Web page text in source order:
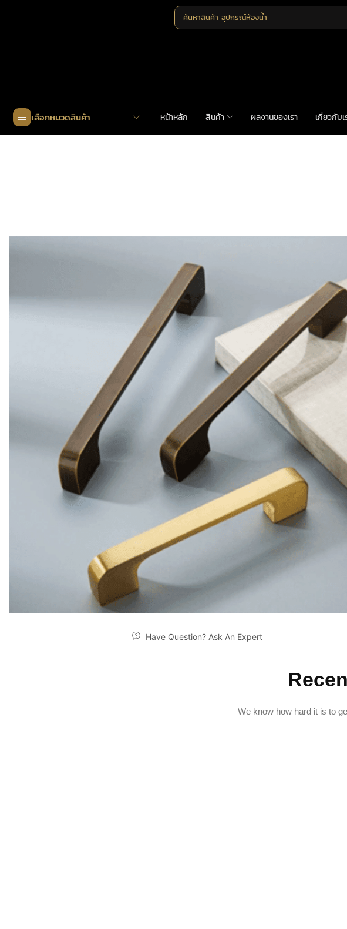
ค้นหาสินค้า อุปกรณ์ห้องน้ำ
เลือกหมวดสินค้า หน้าหลัก สินค้า ผลงานของเรา เกี่ยวกับเ
Have Question? Ask An Expert
We know how hard it is to